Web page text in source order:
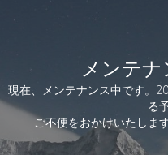
メンテナ
現在、メンテナンス中です。
る
ご不便をおかけいたしま